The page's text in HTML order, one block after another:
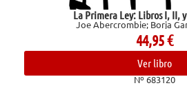
La Primera Ley: Libros I, II, y
Joe Abercrombie; Borja
44,95€
Ver libro
Nº 683120